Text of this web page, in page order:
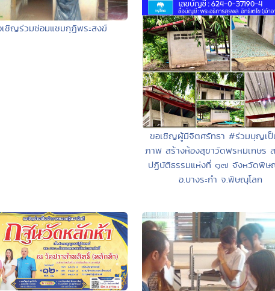
ชิญร่วมซ่อมแซมกุฏิพระสงฆ์
ขอเชิญผู้มีจิตศรัทธา #ร่วมบุญเป็
ภาพ สร้างห้องสุขาวัดพรหมเกษร
ปฏิบัติธรรมแห่งที่ ๑๗ จังหวัดพิษ
อ.บางระกำ จ.พิษณุโลก